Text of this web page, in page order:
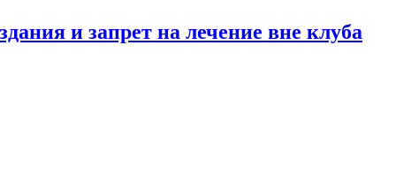
и запрет на лечение вне клуба